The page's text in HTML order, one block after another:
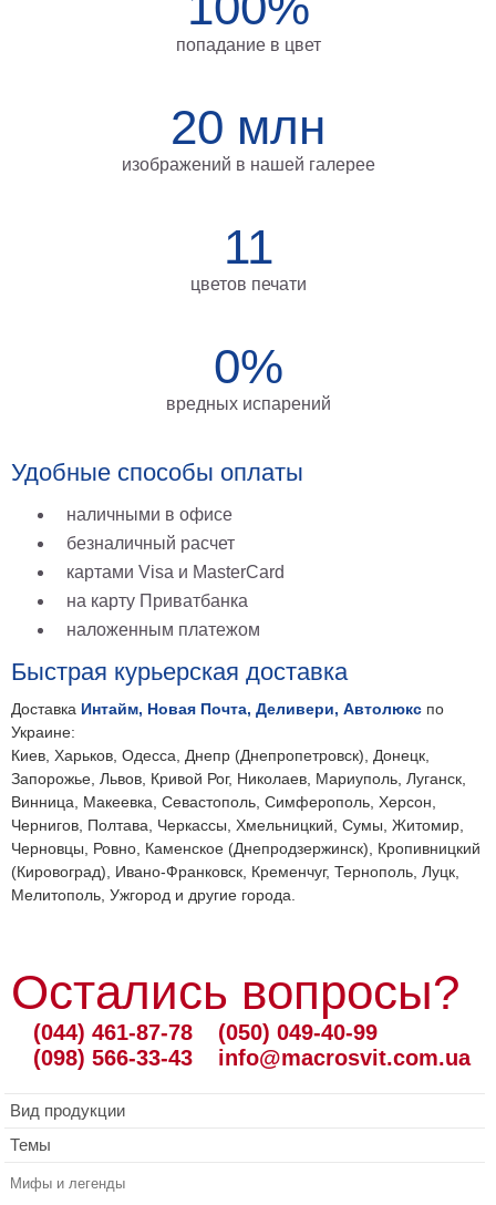
попадание в цвет
20 млн
изображений в нашей галерее
11
цветов печати
0%
вредных испарений
Удобные способы оплаты
наличными в офисе
безналичный расчет
картами Visa и MasterCard
на карту Приватбанка
наложенным платежом
Быстрая курьерская доставка
Доставка Интайм, Новая Почта, Деливери, Автолюкс по
Украине:
Киев, Харьков, Одесса, Днепр (Днепропетровск), Донецк,
Запорожье, Львов, Кривой Рог, Николаев, Мариуполь, Луганск,
Винница, Макеевка, Севастополь, Симферополь, Херсон,
Чернигов, Полтава, Черкассы, Хмельницкий, Сумы, Житомир,
Черновцы, Ровно, Каменское (Днепродзержинск), Кропивницкий
(Кировоград), Ивано-Франковск, Кременчуг, Тернополь, Луцк,
Мелитополь, Ужгород и другие города.
Остались вопросы?
(044) 461-87-78
(098) 566-33-43
(050) 049-40-99
info@macrosvit.com.ua
Вид продукции
Темы
Мифы и легенды